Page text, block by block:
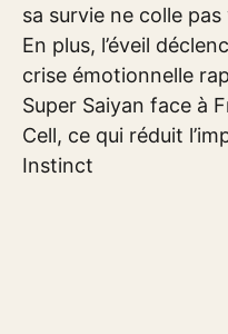
sa survie ne colle
En plus, l’éveil
crise émotionnelle
Super Saiyan face à
Cell, ce qui réduit
Instinct